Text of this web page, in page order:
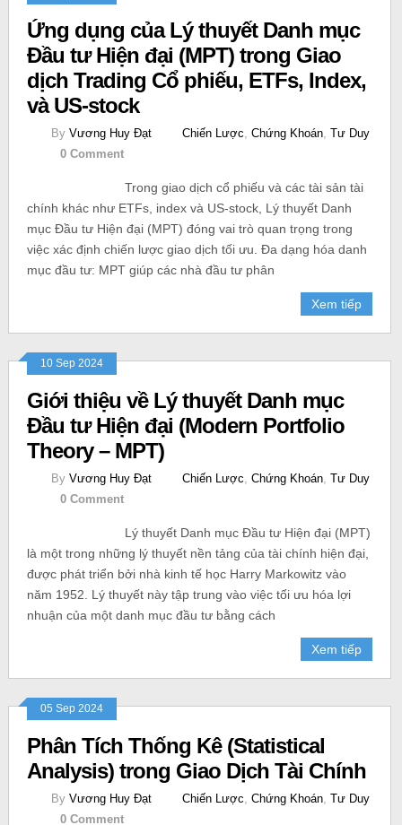
Ứng dụng của Lý thuyết Danh mục
Đầu tư Hiện đại (MPT) trong Giao
dịch Trading Cổ phiếu, ETFs, Index,
và US-stock
By Vương Huy Đạt Chiến Lược Chứng Khoán, Tư Duy
0 Comment
Trong giao dịch cổ phiếu và các tài sản tài
chính khác như ETFs, index và US-stock, Lý thuyết Danh
mục Đầu tư Hiện đại (MPT) đóng vai trò quan trọng trong
việc xác định chiến lược giao dịch tối ưu. Đa dạng hóa danh
mục đầu tư: MPT giúp các nhà đầu tư phân
Xem tiếp
10 Sep 2024
Giới thiệu về Lý thuyết Danh mục
Đầu tư Hiện đại (Modern Portfolio
Theory – MPT)
By Vương Huy Đạt Chiến Lược Chứng Khoán, Tư Duy
0 Comment
Lý thuyết Danh mục Đầu tư Hiện đại (MPT)
là một trong những lý thuyết nền tảng của tài chính hiện đại,
được phát triển bởi nhà kinh tế học Harry Markowitz vào
năm 1952. Lý thuyết này tập trung vào việc tối ưu hóa lợi
nhuận của một danh mục đầu tư bằng cách
Xem tiếp
05 Sep 2024
Phân Tích Thống Kê (Statistical
Analysis) trong Giao Dịch Tài Chính
By Vương Huy Đạt Chiến Lược Chứng Khoán, Tư Duy
0 Comment